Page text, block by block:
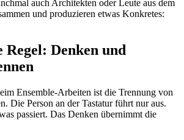
auch Architekten oder Leute aus dem
und produzieren etwas Konkretes:
Regel: Denken und
Ensemble-Arbeiten ist die Trennung von
Die Person an der Tastatur führt nur aus.
passiert. Das Denken übernimmt die